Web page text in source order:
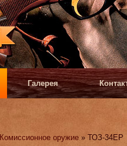
Галерея
Комиссионное оружие » ТОЗ-34ЕР